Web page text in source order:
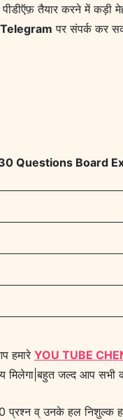
तैयार करने में कड़ी
पर संपर्क कर
Board
हमारे YOU TUBE
मिलेगा|बहुत जल्द आप सभी
प्रश्न व् उनके हल निशुल्क